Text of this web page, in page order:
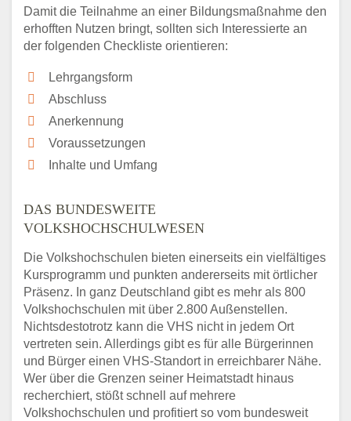
Damit die Teilnahme an einer Bildungsmaßnahme den
erhofften Nutzen bringt, sollten sich Interessierte an
der folgenden Checkliste orientieren:
Lehrgangsform
Abschluss
Anerkennung
Voraussetzungen
Inhalte und Umfang
DAS BUNDESWEITE
VOLKSHOCHSCHULWESEN
Die Volkshochschulen bieten einerseits ein vielfältiges
Kursprogramm und punkten andererseits mit örtlicher
Präsenz. In ganz Deutschland gibt es mehr als 800
Volkshochschulen mit über 2.800 Außenstellen.
Nichtsdestotrotz kann die VHS nicht in jedem Ort
vertreten sein. Allerdings gibt es für alle Bürgerinnen
und Bürger einen VHS-Standort in erreichbarer Nähe.
Wer über die Grenzen seiner Heimatstadt hinaus
recherchiert, stößt schnell auf mehrere
Volkshochschulen und profitiert so vom bundesweit